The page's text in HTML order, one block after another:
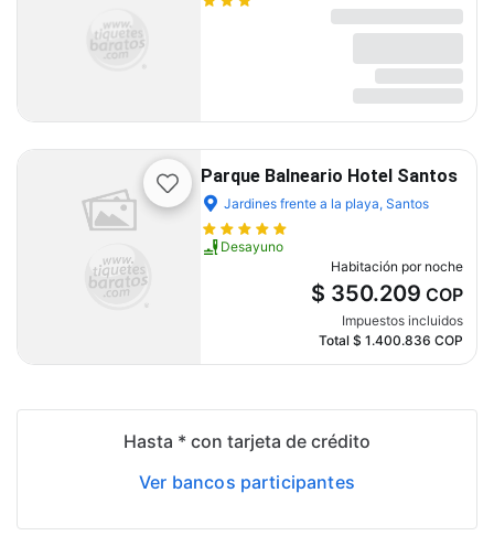
Parque Balneario Hotel Santos
Jardines frente a la playa, Santos
Desayuno
Habitación por noche
$ 350.209 COP
Impuestos incluidos
Total $ 1.400.836 COP
Hasta * con tarjeta de crédito
Ver bancos participantes